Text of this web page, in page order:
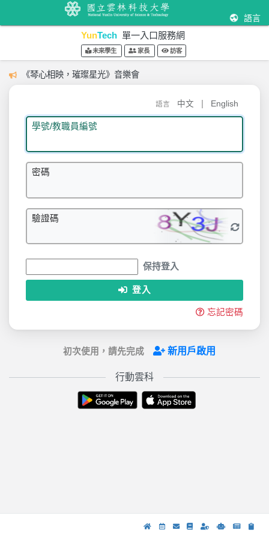
語言
YunTech 單一入口服務網
未來學生 家長 訪客
《琴心相映，璀璨星光》音樂會
語言 中文 English
學號/教職員編號
密碼
驗證碼
保持登入
登入
忘記密碼
初次使用，請先完成 新用戶啟用
行動雲科